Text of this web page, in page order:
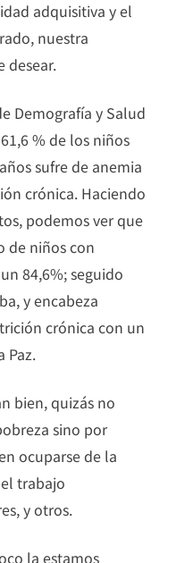
adquisitiva y el
nuestra
desear.​
Demografía y Salud
% de los niños
sufre de anemia
crónica. Haciendo
podemos ver que
de niños con
84,6%; seguido
y encabeza
crónica con un
Paz.
bien, quizás no
sino por
ocuparse de la
trabajo
y otros.
la estamos